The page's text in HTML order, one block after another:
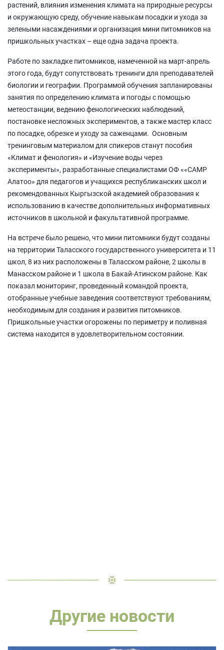
растений, влияния изменения климата на природные ресурсы
и окружающую среду, обучение навыкам посадки и ухода за
зелеными насаждениями и организация мини питомников на
пришкольных участках – еще одна задача проекта.
Работе по закладке питомников, намеченной на март-апрель
этого года, будут сопутствовать тренинги для преподавателей
биологии и географии. Программой обучения запланированы
занятия по определению климата и погоды с помощью
метеостанции, ведению фенологических наблюдений,
постановке несложных экспериментов, а также мастер класс
по посадке, обрезке и уходу за саженцами. Основным
тренинговым материалом для спикеров станут пособия
«Климат и фенология» и «Изучение воды через
эксперименты», разработанные специалистами ОФ ««САМР
Алатоо» для педагогов и учащихся республиканских школ и
рекомендованных Кыргызской академией образования к
использованию в качестве дополнительных информативных
источников в школьной и факультативной программе.
На встрече было решено, что мини питомники будут созданы
на территории Таласского государственного университета и 11
школ, 8 из них расположены в Таласском районе, 2 школы в
Манасском районе и 1 школа в Бакай-Атинском районе. Как
показал мониторинг, проведенный командой проекта,
отобранные учебные заведения соответствуют требованиям,
необходимым для создания и развития питомников.
Пришкольные участки огорожены по периметру и поливная
система находится в удовлетворительном состоянии.
Другие новости